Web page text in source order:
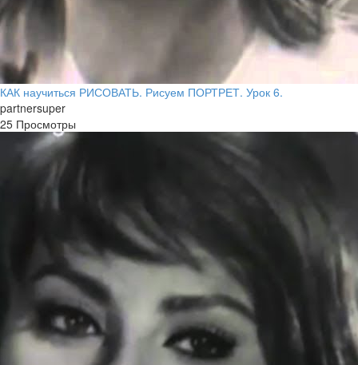
КАК научиться РИСОВАТЬ. Рисуем ПОРТРЕТ. Урок 6.
partnersuper
25 Просмотры